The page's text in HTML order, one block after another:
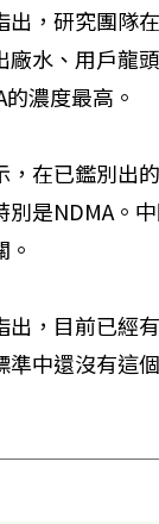
出，研究團隊
廠水、用戶龍
的濃度最高。
，在已鑑別出
別是NDMA。
出，目前已經
準中還沒有這